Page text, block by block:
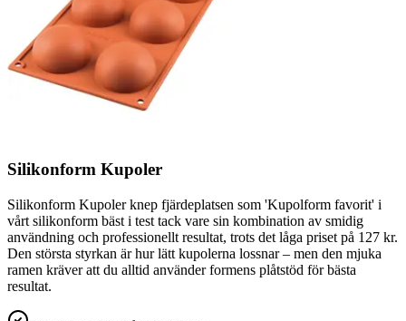
Silikonform Kupoler
Silikonform Kupoler knep fjärdeplatsen som 'Kupolform favorit' i
vårt silikonform bäst i test tack vare sin kombination av smidig
användning och professionellt resultat, trots det låga priset på 127 kr.
Den största styrkan är hur lätt kupolerna lossnar – men den mjuka
ramen kräver att du alltid använder formens plåtstöd för bästa
resultat.